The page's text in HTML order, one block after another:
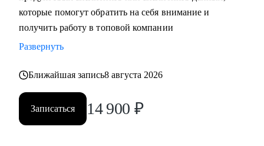
компетенций;
• Получить практические советы по управлению командой;
• Сформировать свою стратегию профессионального роста;
страну своей мечты;
Кому могу помочь:
• Продуктовым аналитикам, аналитикам данных и продаж
которые помогут обратить на себя внимание и
получить работу в топовой компании
Развернуть
Ближайшая запись8 августа 2026
Записаться 14 900 ₽